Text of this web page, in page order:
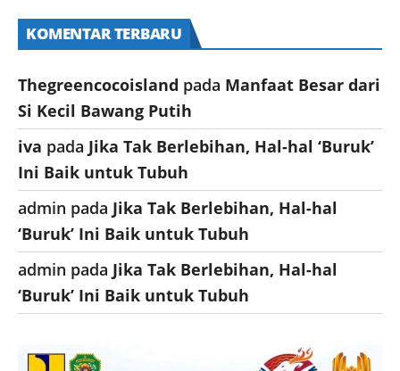
KOMENTAR TERBARU
Thegreencocoisland pada Manfaat Besar dari
Si Kecil Bawang Putih
iva pada Jika Tak Berlebihan, Hal-hal ‘Buruk’
Ini Baik untuk Tubuh
admin pada Jika Tak Berlebihan, Hal-hal
‘Buruk’ Ini Baik untuk Tubuh
admin pada Jika Tak Berlebihan, Hal-hal
‘Buruk’ Ini Baik untuk Tubuh